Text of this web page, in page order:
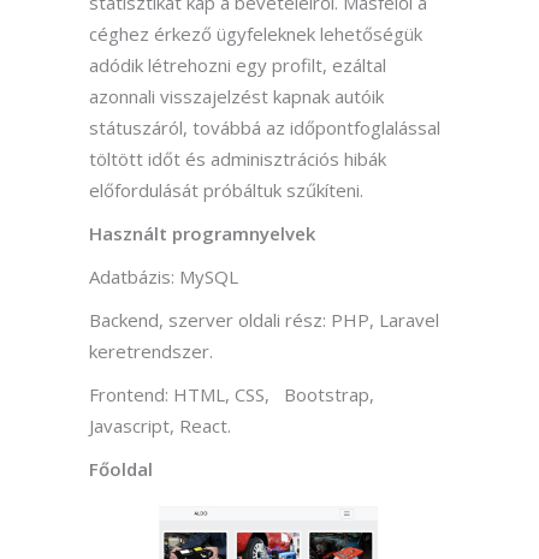
céghez érkező ügyfeleknek lehetőségük
adódik létrehozni egy profilt, ezáltal
azonnali visszajelzést kapnak autóik
státuszáról, továbbá az időpontfoglalással
töltött időt és adminisztrációs hibák
előfordulását próbáltuk szűkíteni.
Használt programnyelvek
Adatbázis: MySQL
Backend, szerver oldali rész: PHP, Laravel
keretrendszer.
Frontend: HTML, CSS, Bootstrap,
Javascript, React.
Főoldal